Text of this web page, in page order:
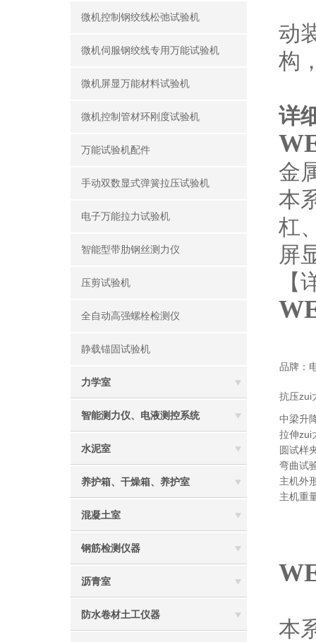
微机控制钢绞线松弛试验机
微机伺服钢绞线专用万能试验机
微机屏显万能材料试验机
微机控制管材环刚度试验机
万能试验机配件
手动双数显式弹簧拉压试验机
电子万能拉力试验机
智能型带肋钢丝测力仪
压剪试验机
全自动高强螺栓检测仪
静载锚固试验机
力学室
智能测力仪、电液测控系统
水泥室
养护箱、干燥箱、养护室
混凝土室
钢筋检测仪器
沥青室
防水卷材土工仪器
动
构
详
金
本
杠
屏
【
品牌：
抗压zui
中梁升
拉伸zui
圆试样
弯曲试
主机外
主机重
本